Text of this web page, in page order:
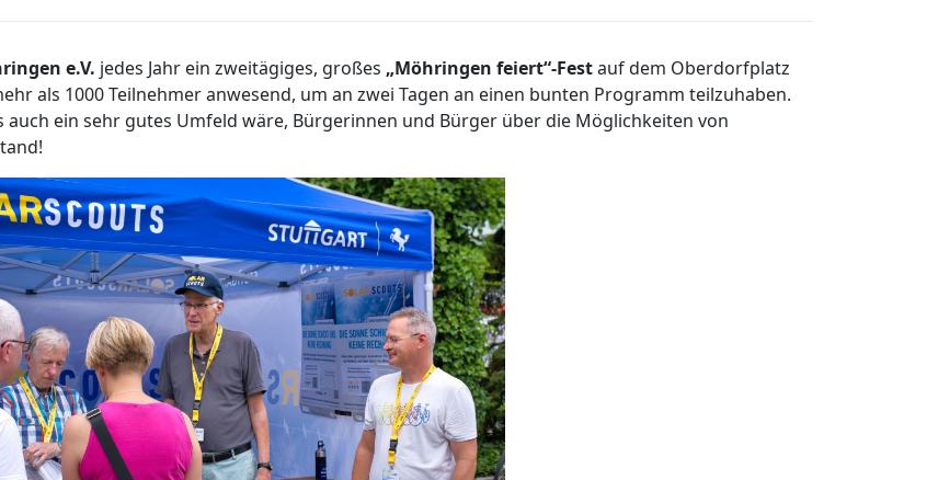
e.V. jedes Jahr ein zweitägiges, großes „Möhringen feiert“-Festauf dem Oberdorfplatz
als 1000 Teilnehmer anwesend, um an zwei Tagen an einen bunten Programm teilzuhaben.
ein sehr gutes Umfeld wäre, Bürgerinnen und Bürger über die Möglichkeiten von